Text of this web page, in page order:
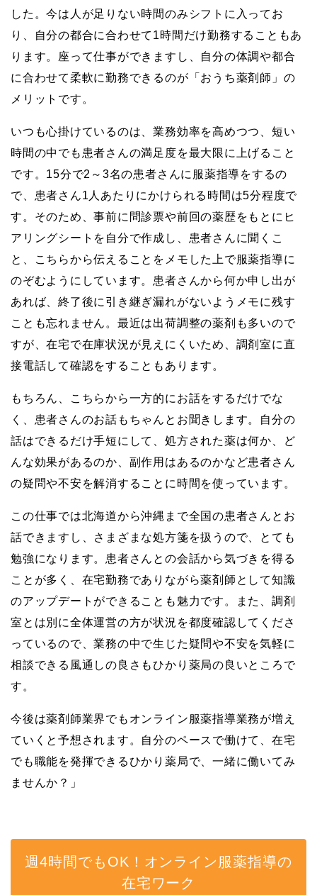
した。今は人が足りない時間のみシフトに入ってお
り、自分の都合に合わせて1時間だけ勤務することもあ
ります。座って仕事ができますし、自分の体調や都合
に合わせて柔軟に勤務できるのが「おうち薬剤師」の
メリットです。
いつも心掛けているのは、業務効率を高めつつ、短い
時間の中でも患者さんの満足度を最大限に上げること
です。15分で2～3名の患者さんに服薬指導をするの
で、患者さん1人あたりにかけられる時間は5分程度で
す。そのため、事前に問診票や前回の薬歴をもとにヒ
アリングシートを自分で作成し、患者さんに聞くこ
と、こちらから伝えることをメモした上で服薬指導に
のぞむようにしています。患者さんから何か申し出が
あれば、終了後に引き継ぎ漏れがないようメモに残す
ことも忘れません。最近は出荷調整の薬剤も多いので
すが、在宅で在庫状況が見えにくいため、調剤室に直
接電話して確認をすることもあります。
もちろん、こちらから一方的にお話をするだけでな
く、患者さんのお話もちゃんとお聞きします。自分の
話はできるだけ手短にして、処方された薬は何か、ど
んな効果があるのか、副作用はあるのかなど患者さん
の疑問や不安を解消することに時間を使っています。
この仕事では北海道から沖縄まで全国の患者さんとお
話できますし、さまざまな処方箋を扱うので、とても
勉強になります。患者さんとの会話から気づきを得る
ことが多く、在宅勤務でありながら薬剤師として知識
のアップデートができることも魅力です。また、調剤
室とは別に全体運営の方が状況を都度確認してくださ
っているので、業務の中で生じた疑問や不安を気軽に
相談できる風通しの良さもひかり薬局の良いところで
す。
今後は薬剤師業界でもオンライン服薬指導業務が増え
ていくと予想されます。自分のペースで働けて、在宅
でも職能を発揮できるひかり薬局で、一緒に働いてみ
ませんか？」
週4時間でもOK！オンライン服薬指導の
在宅ワーク